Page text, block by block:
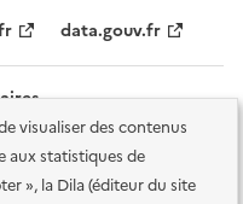
visualiser des contenus
aux statistiques de
», la Dila (éditeur du site
data.gouv.fr